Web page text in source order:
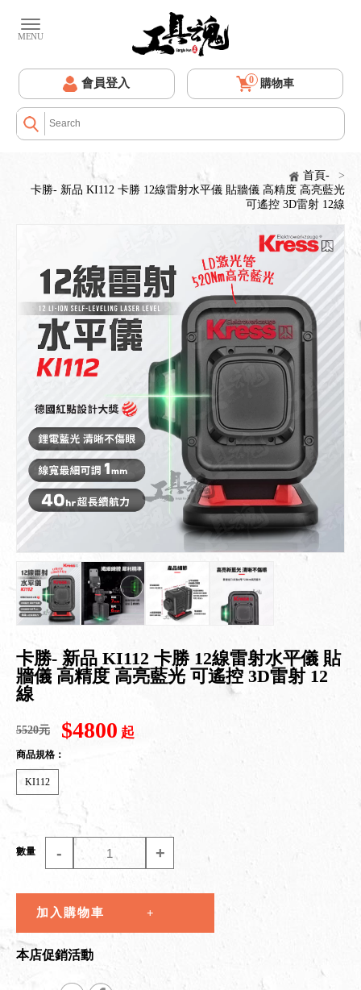
會員登入 0 購物車
首頁-
>
卡勝- 新品 KI112 卡勝 12線雷射水平儀 貼牆儀 高精度 高亮藍光
可遙控 3D雷射 12線
卡勝- 新品 KI112 卡勝 12線雷射水平儀 貼
牆儀 高精度 高亮藍光 可遙控 3D雷射 12
線
5520元 $4800 起
商品規格：
KI112
數量 - +
加入購物車
本店促銷活動